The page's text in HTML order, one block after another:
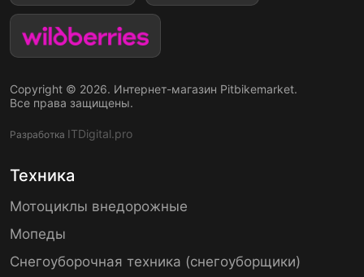
Copyright © 2026. Интернет-магазин Pitbikemarket.
Все права защищены.
Разработка ITDigital.pro
Техника
Мотоциклы внедорожные
Мопеды
Снегоуборочная техника (снегоуборщики)